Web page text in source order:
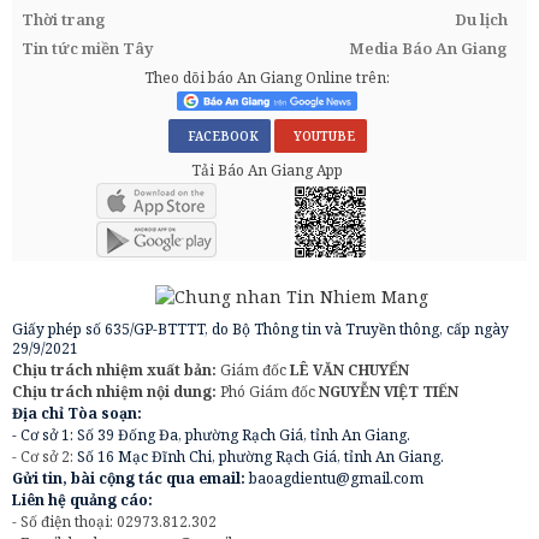
Thời trang
Du lịch
Tin tức miền Tây
Media Báo An Giang
Theo dõi báo An Giang Online trên:
FACEBOOK YOUTUBE
Tải Báo An Giang App
Giấy phép số 635/GP-BTTTT, do Bộ Thông tin và Truyền thông, cấp ngày
29/9/2021
Chịu trách nhiệm xuất bản: Giám đốcLÊ VĂN CHUYỂN
Chịu trách nhiệm nội dung: Phó Giám đốcNGUYỄN VIỆT TIẾN
Địa chỉ Tòa soạn:
- Cơ sở 1: Số 39 Đống Đa, phường Rạch Giá, tỉnh An Giang.
- Cơ sở 2: Số 16 Mạc Đĩnh Chi, phường Rạch Giá, tỉnh An Giang.
Gửi tin, bài cộng tác qua email:baoagdientu@gmail.com
Liên hệ quảng cáo:
- Số điện thoại: 02973.812.302